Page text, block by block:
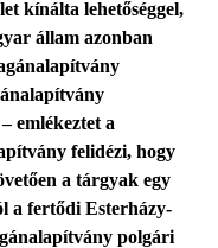
kínálta lehetőséggel,
állam azonban
emlékeztet a
felidézi, hogy
a tárgyak egy
a fertődi Esterházy-
polgári